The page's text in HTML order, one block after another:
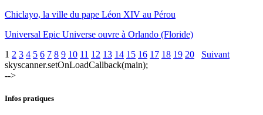
Chiclayo, la ville du pape Léon XIV au Pérou
Universal Epic Universe ouvre à Orlando (Floride)
1 2 3 4 5 6 7 8 9 10 11 12 13 14 15 16 17 18 19 20
Suivant
skyscanner.setOnLoadCallback(main);
-->
Infos pratiques